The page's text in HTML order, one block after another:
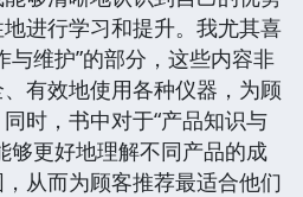
进行学习和提升。我尤其喜
与维护”的部分，这些内容非
有效地使用各种仪器，为顾
时，书中对于“产品知识与
够更好地理解不同产品的成
从而为顾客推荐最适合他们